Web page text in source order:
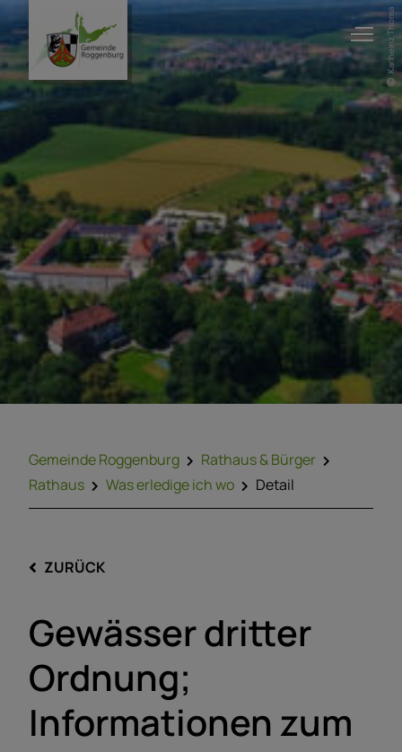
Karlheinz Thoma
Gemeinde Roggenburg
Rathaus & Bürger
Rathaus
Was erledige ich wo Detail
ZURÜCK
Gewässer dritter
Ordnung;
Informationen zum